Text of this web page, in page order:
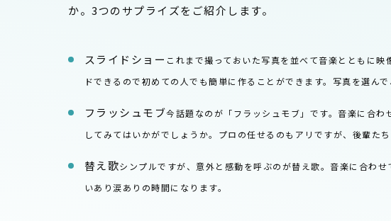
か。3つのサプライズをご紹介します。
スライドショー これまで撮っておいた写真を並べて音楽とともに
ドできるので初めての人でも簡単に作ることができます。写真を選ん
フラッシュモブ今話題なのが「フラッシュモブ」です。音楽に合
してみてはいかがでしょうか。プロの任せるのもアリですが、後輩た
替え歌シンプルですが、意外と感動を呼ぶのが替え歌。音楽に合わ
いあり涙ありの時間になります。